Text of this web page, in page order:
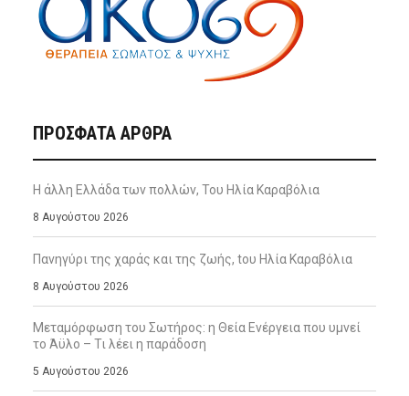
ΠΡΌΣΦΑΤΑ ΆΡΘΡΑ
Η άλλη Ελλάδα των πολλών, Του Ηλία Καραβόλια
8 Αυγούστου 2026
Πανηγύρι της χαράς και της ζωής, tου Ηλία Καραβόλια
8 Αυγούστου 2026
Μεταμόρφωση του Σωτήρος: η Θεία Ενέργεια που υμνεί
το Άϋλο – Τι λέει η παράδοση
5 Αυγούστου 2026